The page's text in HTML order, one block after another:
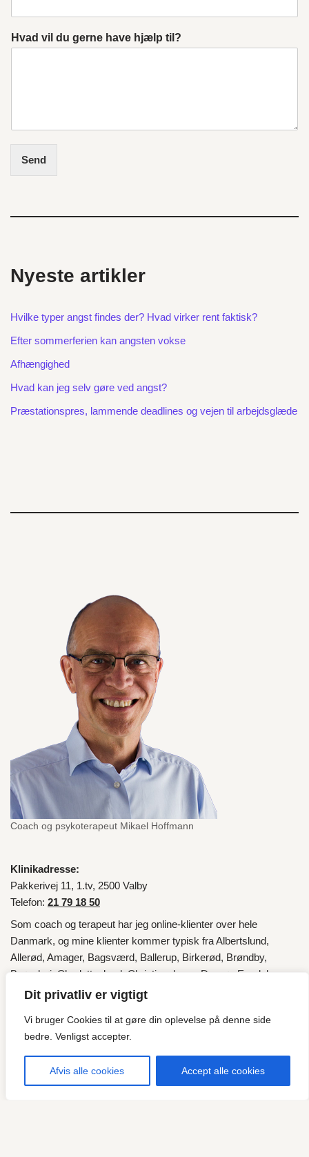
Dit privatliv er vigtigt
Vi bruger Cookies til at gøre din oplevelse på denne side
bedre. Venligst accepter.
Afvis alle cookies Accept alle cookies
Hvad vil du gerne have hjælp til?
Send
Nyeste artikler
Hvilke typer angst findes der? Hvad virker rent faktisk?
Efter sommerferien kan angsten vokse
Afhængighed
Hvad kan jeg selv gøre ved angst?
Præstationspres, lammende deadlines og vejen til arbejdsglæde
Coach og psykoterapeut Mikael Hoffmann
Klinikadresse:
Pakkerivej 11, 1.tv, 2500 Valby
Telefon: 21 79 18 50
Som coach og terapeut har jeg online-klienter over hele
Danmark, og mine klienter kommer typisk fraAlbertslund,
Allerød, Amager, Bagsværd, Ballerup, Birkerød, Brøndby,
Brønshøj,Charlottenlund,Christianshavn,Dragør,Egedal,
Fredensborg,Frederiksberg,Frederikssund
Hillerød,Hvidovre,Høje-Taastrup,Hørsholm,Ishøj,København
Lyngby,Lyngby-Taarbæk,Nordsjælland
Rødovre,Tårnby,Valby,Vallensbækog fraEsbjerg.